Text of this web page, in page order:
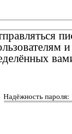
Надёжность пароля: